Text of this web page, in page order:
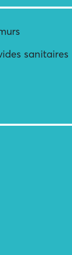
sanitaires